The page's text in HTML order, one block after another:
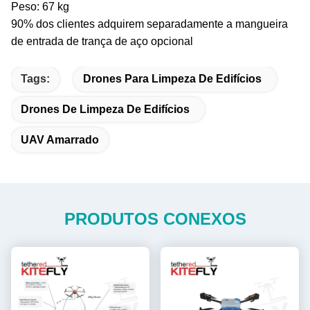
Peso: 67 kg
90% dos clientes adquirem separadamente a mangueira
de entrada de trança de aço opcional
Tags: Drones Para Limpeza De Edifícios
Drones De Limpeza De Edifícios
UAV Amarrado
PRODUTOS CONEXOS